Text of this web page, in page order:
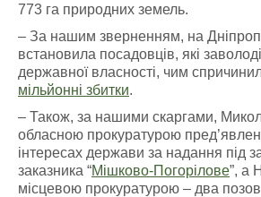
773 га природних земель.
– За нашим зверненням, на
встановила посадовців, які
державної власності, чим
мільйонні збитки.
– Також, за нашими скаргами,
обласною прокуратурою
інтересах держави за надання під
заказника “Мішково-Погорілове”, а
місцевою прокуратурою – два